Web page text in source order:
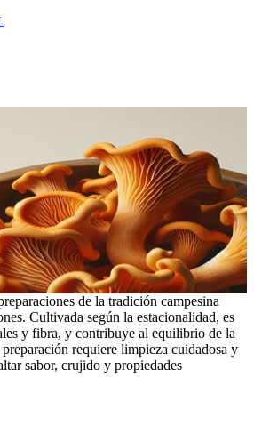
de la tradición campesina
Cultivada según la estacionalidad, es
y fibra, y contribuye al equilibrio de la
requiere limpieza cuidadosa y
sabor, crujido y propiedades